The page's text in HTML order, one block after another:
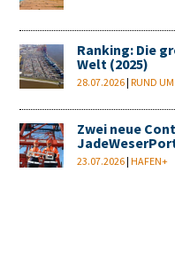
Ranking: Die
Welt (2025)
28.07.2026 |RUND
Zwei neue
23.07.2026 |HAFEN+